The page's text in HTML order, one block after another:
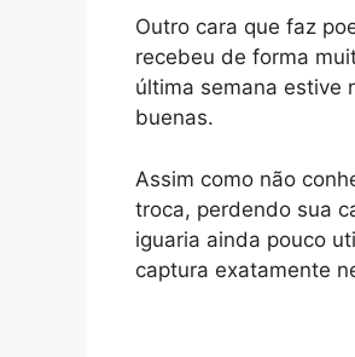
Outro cara que faz
recebeu de forma
última semana estive
buenas.
Assim como não
troca, perdendo sua
iguaria ainda pouco
captura exatamente